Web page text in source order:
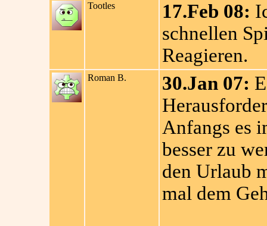
Tootles 17.Feb 08:
schnellen
Reagieren.
Roman B. 30.Jan 07:
Anfangs es
besser zu
den Urlaub
mal dem